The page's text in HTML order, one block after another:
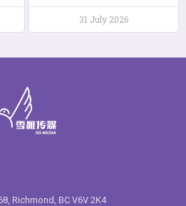
31 July 2026
Richmond, BC V6V 2K4